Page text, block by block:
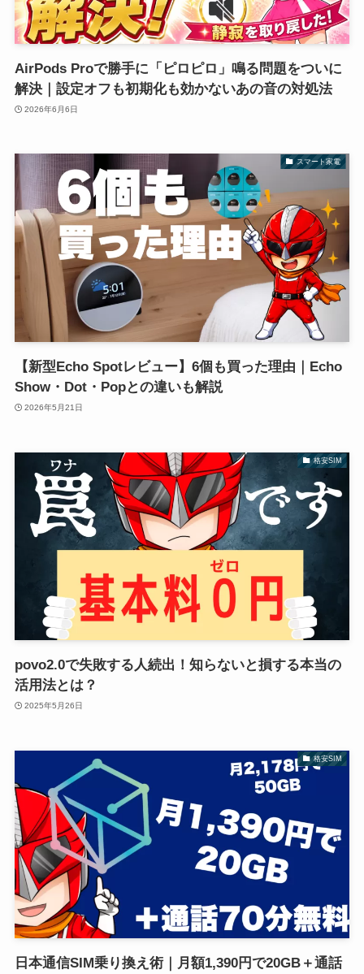
AirPods Proで勝手に「ピロピロ」鳴る問題をついに
解決｜設定オフも初期化も効かないあの音の対処法
2026年6月6日
スマート家電
【新型Echo Spotレビュー】6個も買った理由｜Echo
Show・Dot・Popとの違いも解説
2026年5月21日
格安SIM
povo2.0で失敗する人続出！知らないと損する本当の
活用法とは？
2025年5月26日
格安SIM
日本通信SIM乗り換え術｜月額1,390円で20GB＋通話